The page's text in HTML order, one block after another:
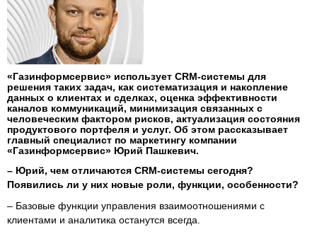
«Газинформсервис» использует CRM-системы для
решения таких задач, как систематизация и накопление
данных о клиентах и сделках, оценка эффективности
каналов коммуникаций, минимизация связанных с
человеческим фактором рисков, актуализация состояния
продуктового портфеля и услуг. Об этом рассказывает
главный специалист по маркетингу компании
«Газинформсервис» Юрий Пашкевич.
– Юрий, чем отличаются СRM-системы сегодня?
Появились ли у них новые роли, функции, особенности?
– Базовые функции управления взаимоотношениями с
клиентами и аналитика останутся всегда.